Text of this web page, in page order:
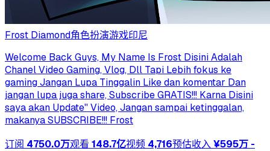
Frost Diamond角色扮演游戏印尼
Welcome Back Guys, My Name Is Frost Disini Adalah
Chanel Video Gaming, Vlog, Dll Tapi Lebih fokus ke
gaming Jangan Lupa Tinggalin Like dan komentar Dan
jangan lupa juga share, Subscribe GRATIS!!! Karna Disini
saya akan Update'' Video, Jangan sampai ketinggalan,
makanya SUBSCRIBE!!! Frost
订阅 4750.0万观看 148.7亿视频 4,716预估收入¥595万 -